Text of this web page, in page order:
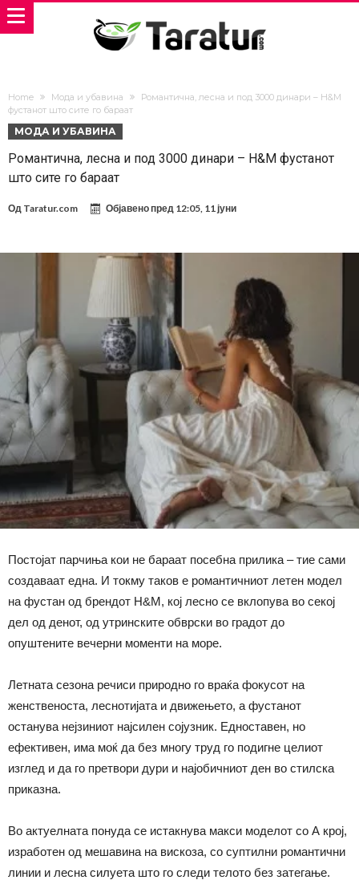
Home Мода и убавина
Романтична, лесна и под 3000 динари – H&M
фустанот што сите го бараат
МОДА И УБАВИНА
Романтична, лесна и под 3000 динари – H&M фустанот
што сите го бараат
Од Taratur.com Објавено пред 12:05, 11 јуни
Постојат парчиња кои не бараат посебна прилика – тие сами
создаваат една. И токму таков е романтичниот летен модел
на фустан од брендот H&M, кој лесно се вклопува во секој
дел од денот, од утринските обврски во градот до
опуштените вечерни моменти на море.
Летната сезона речиси природно го враќа фокусот на
женственоста, леснотијата и движењето, а фустанот
останува нејзиниот најсилен сојузник. Едноставен, но
ефективен, има моќ да без многу труд го подигне целиот
изглед и да го претвори дури и најобичниот ден во стилска
приказна.
Во актуелната понуда се истакнува макси моделот со А крој,
изработен од мешавина на вискоза, со суптилни романтични
линии и лесна силуета што го следи телото без затегање.